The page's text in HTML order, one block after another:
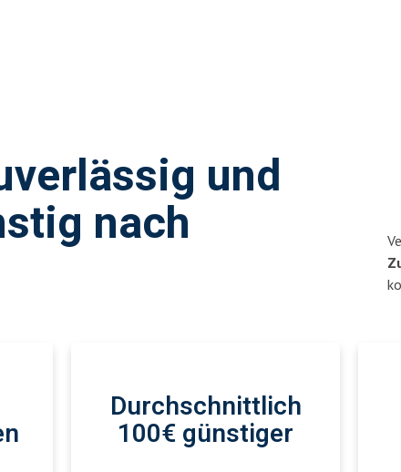
und
nach
Durchschnittlich
100€ günstiger